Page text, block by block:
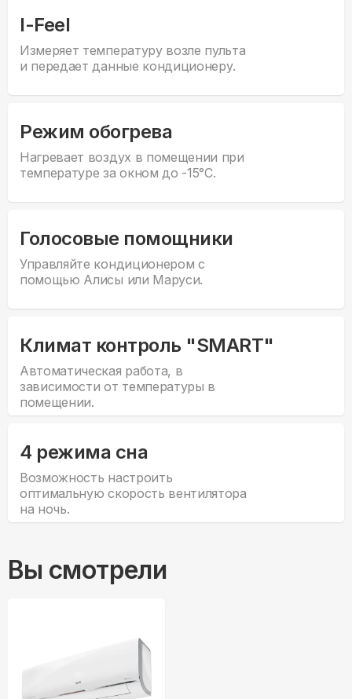
I-Feel
Измеряет температуру возле пульта
и передает данные кондиционеру.
Режим обогрева
Нагревает воздух в помещении при
температуре за окном до -15°С.
Голосовые помощники
Управляйте кондиционером с
помощью Алисы или Маруси.
Климат контроль "SMART"
Автоматическая работа, в
зависимости от температуры в
помещении.
4 режима сна
Возможность настроить
оптимальную скорость вентилятора
на ночь.
Вы смотрели